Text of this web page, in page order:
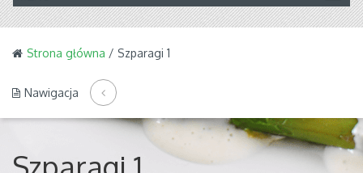
Strona główna / Szparagi 1
Nawigacja